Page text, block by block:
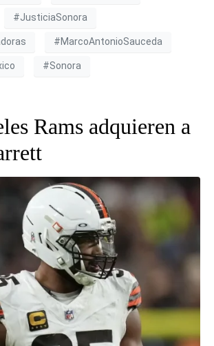
#JusticiaSonora
#MarcoAntonioSauceda
#Sonora
Rams adquieren a